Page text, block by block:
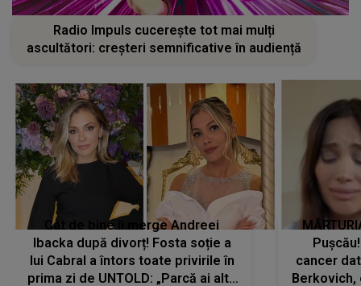
Radio Impuls cucerește tot mai mulți
ascultători: creșteri semnificative în audiență
Cât de bine îi merge Andreei
Ibacka după divorț! Fosta soție a
lui Cabral a întors toate privirile în
prima zi de UNTOLD: „Parcă ai altă
cancer